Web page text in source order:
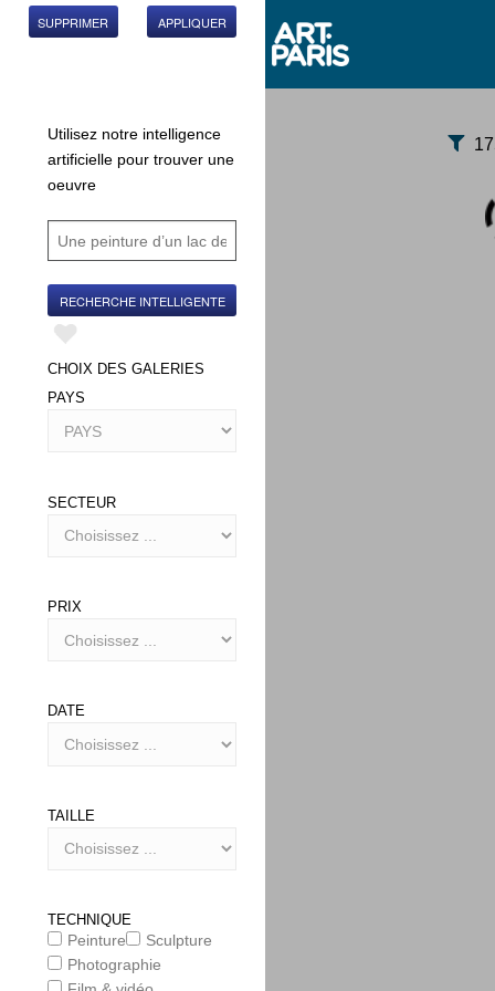
SUPPRIMER APPLIQUER
Utilisez notre intelligence
artificielle pour trouver une
oeuvre
RECHERCHE INTELLIGENTE
CHOIX DES GALERIES
PAYS
SECTEUR
PRIX
DATE
TAILLE
TECHNIQUE
Peinture
Sculpture
Photographie